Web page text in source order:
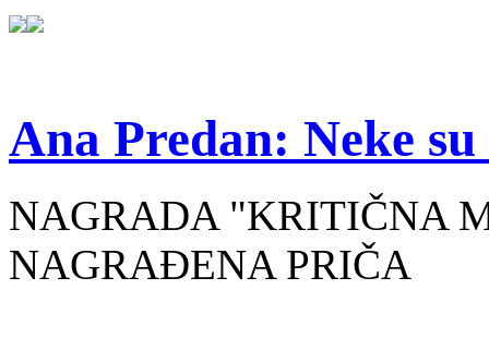
Ana Predan: Neke
NAGRADA "KRITIČNA
NAGRAĐENA PRIČA